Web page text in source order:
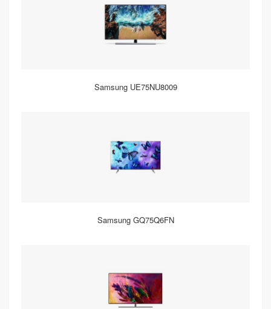
Samsung UE75NU8009
Samsung GQ75Q6FN